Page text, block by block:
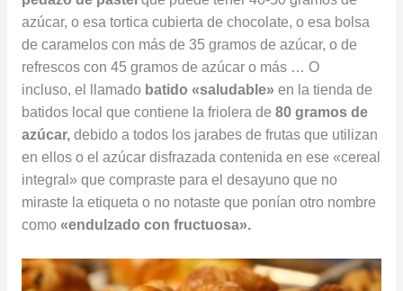
azúcar, o esa tortica cubierta de chocolate, o esa bolsa
de caramelos con más de 35 gramos de azúcar, o de
refrescos con 45 gramos de azúcar o más … O
incluso, el llamadobatido «saludable» en la tienda de
batidos local que contiene la friolera de 80 gramos de
azúcar,debido a todos los jarabes de frutas que utilizan
en ellos o el azúcar disfrazada contenida en ese «cereal
integral» que compraste para el desayuno que no
miraste la etiqueta o no notaste que ponían otro nombre
como «endulzado con fructuosa».